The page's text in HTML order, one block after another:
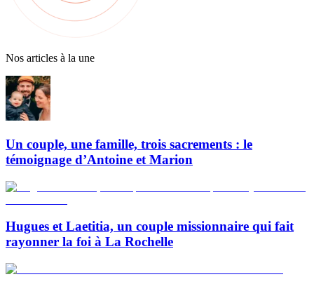
Nos articles à la une
Un couple, une famille, trois sacrements : le
témoignage d’Antoine et Marion
Hugues et Laetitia, un couple missionnaire qui fait
rayonner la foi à La Rochelle